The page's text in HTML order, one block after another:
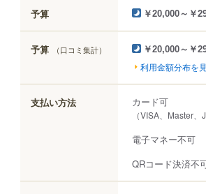
予算 ￥20,000～￥
予算 （口コミ集計） ￥20,000～￥
利用金額分布を
支払い方法 カード可
（VISA、Master
電子マネー不可
QRコード決済不